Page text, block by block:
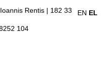
Rentis | 182 33
104
EN EL